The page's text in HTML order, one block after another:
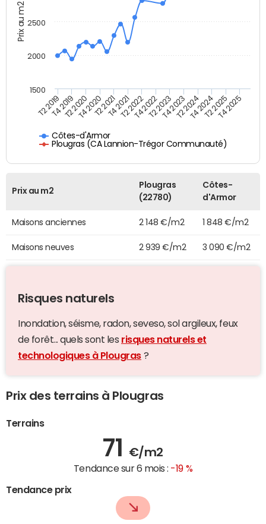
Prix au m2
Côtes-d'Armor
Plougras (CA Lannion-Trégor Communauté)
T2 2019T4 2019T2 2020T4 2020T2 2021T4 2021T2 2022T4 2022T2 2023T4 2023T2 2024T4 2024T2 2025T4 2025
1500
2000
2500
Prix au m2
Plougras
(22780)
Côtes-
d'Armor
Maisons anciennes 2 148 €/m2 1 848 €/m2
Maisons neuves 2 939 €/m2 3 090 €/m2
Risques naturels
Inondation, séisme, radon, seveso, sol argileux, feux
de forêt... quels sont les risques naturels et
technologiques à Plougras ?
Prix des terrains à Plougras
Terrains
71 €/m2
Tendance sur 6 mois : -19 %
Tendance prix